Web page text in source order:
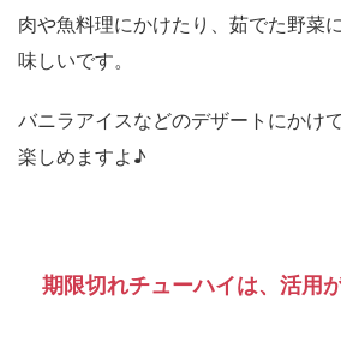
肉や魚料理にかけたり、茹でた野菜
味しいです。
バニラアイスなどのデザートにかけ
楽しめますよ♪
期限切れチューハイは、活用